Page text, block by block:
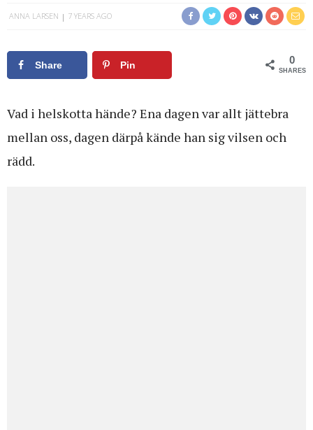
ANNA LARSEN 7 YEARS AGO
Share Pin 0
SHARES
Vad i helskotta hände? Ena dagen var allt jättebra
mellan oss, dagen därpå kände han sig vilsen och
rädd.